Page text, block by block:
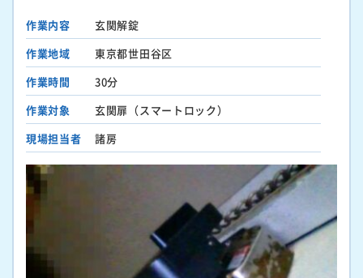
作業内容
玄関解錠
作業地域
東京都世田谷区
作業時間
30分
作業対象
玄関扉（スマートロック）
現場担当者
諸房